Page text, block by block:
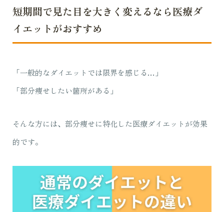
短期間で見た目を大きく変えるなら医療ダ
イエットがおすすめ
「一般的なダイエットでは限界を感じる…」
「部分痩せしたい箇所がある」
そんな方には、部分痩せに特化した医療ダイエットが効果
的です。